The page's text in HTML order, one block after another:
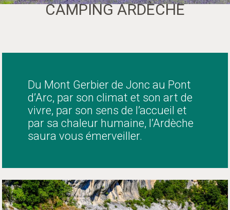
CAMPING ARDÈCHE
Du Mont Gerbier de Jonc au Pont
d’Arc, par son climat et son art de
vivre, par son sens de l’accueil et
par sa chaleur humaine, l’Ardèche
saura vous émerveiller.